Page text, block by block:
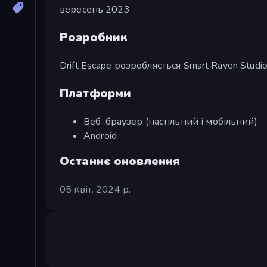
вересень 2023
Розробник
Drift Escape розробляється Smart Raven Studio
Платформи
Веб-браузер (настільний і мобільний)
Android
Останнє оновлення
05 квіт. 2024 р.